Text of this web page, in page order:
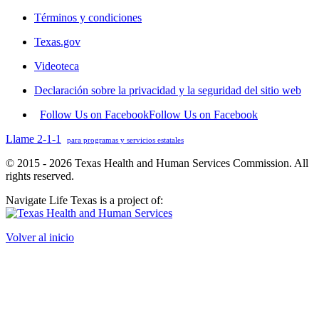
Términos y condiciones
Texas.gov
Videoteca
Declaración sobre la privacidad y la seguridad del sitio web
Follow Us on FacebookFollow Us on Facebook
Llame 2-1-1
para programas y servicios estatales
© 2015 - 2026 Texas Health and Human Services Commission. All
rights reserved.
Navigate Life Texas is a project of:
Volver al inicio